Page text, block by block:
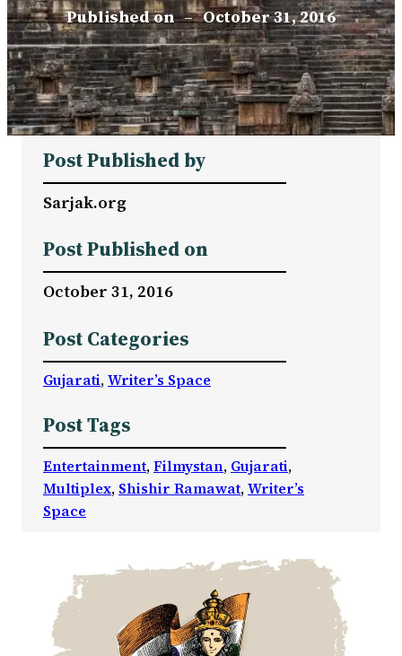
Published on – October 31, 2016
Post Published by
Sarjak.org
Post Published on
October 31, 2016
Post Categories
Gujarati, Writer’s Space
Post Tags
Entertainment, Filmystan, Gujarati
Multiplex, Shishir Ramawat, Writer’s
Space